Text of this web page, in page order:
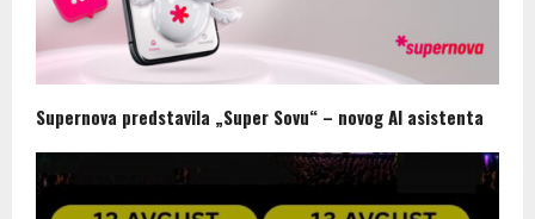
Supernova predstavila „Super Sovu“ – novog AI asistenta